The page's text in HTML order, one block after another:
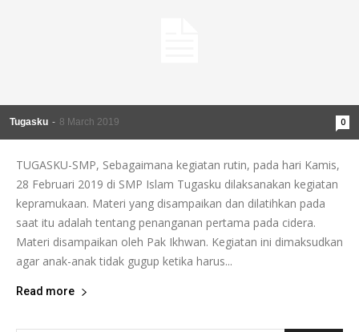
Panel
panel
panel
panel
Tugasku - 8 March 2019 0
TUGASKU-SMP, Sebagaimana kegiatan rutin, pada hari Kamis,
28 Februari 2019 di SMP Islam Tugasku dilaksanakan kegiatan
kepramukaan. Materi yang disampaikan dan dilatihkan pada
saat itu adalah tentang penanganan pertama pada cidera.
Materi disampaikan oleh Pak Ikhwan. Kegiatan ini dimaksudkan
agar anak-anak tidak gugup ketika harus...
Read more